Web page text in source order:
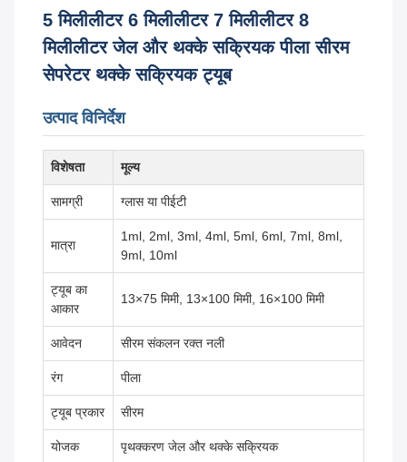
5 मिलीलीटर 6 मिलीलीटर 7 मिलीलीटर 8
मिलीलीटर जेल और थक्के सक्रियक पीला सीरम
सेपरेटर थक्के सक्रियक ट्यूब
उत्पाद विनिर्देश
विशेषता मूल्य
सामग्री ग्लास या पीईटी
मात्रा
1ml, 2ml, 3ml, 4ml, 5ml, 6ml, 7ml, 8ml,
9ml, 10ml
ट्यूब का
आकार
13×75 मिमी, 13×100 मिमी, 16×100 मिमी
आवेदन सीरम संकलन रक्त नली
रंग पीला
ट्यूब प्रकार सीरम
योजक पृथक्करण जेल और थक्के सक्रियक